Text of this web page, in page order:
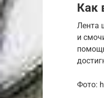
Как
Лента
и
Фото: